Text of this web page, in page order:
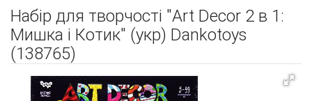
Набір для творчості "Art Decor 2 в 1:
Мишка і Котик" (укр) Dankotoys
(138765)